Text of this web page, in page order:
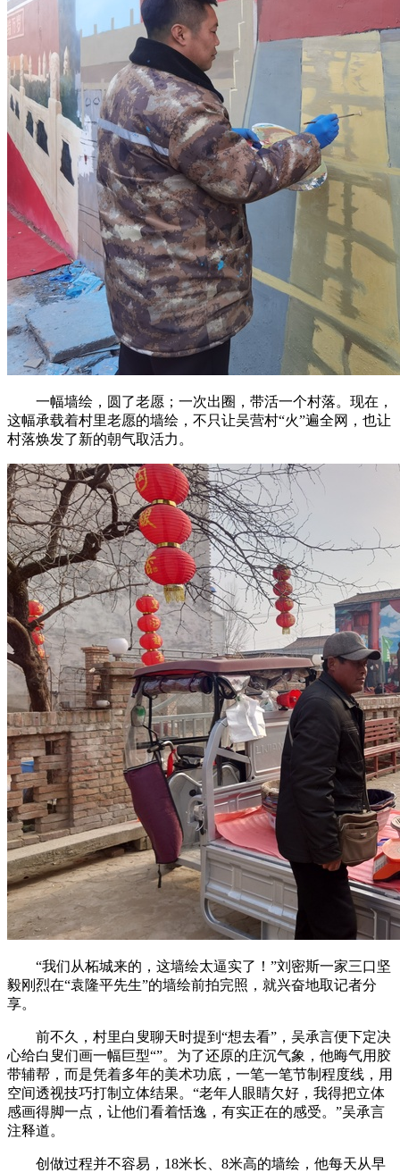
一幅墙绘，圆了老愿；一次出圈，带活一个村落。现在，
这幅承载着村里老愿的墙绘，不只让吴营村“火”遍全网，也让
村落焕发了新的朝气取活力。
“我们从柘城来的，这墙绘太逼实了！”刘密斯一家三口坚
毅刚烈在“袁隆平先生”的墙绘前拍完照，就兴奋地取记者分
享。
前不久，村里白叟聊天时提到“想去看”，吴承言便下定决
心给白叟们画一幅巨型“”。为了还原的庄沉气象，他晦气用胶
带辅帮，而是凭着多年的美术功底，一笔一笔节制程度线，用
空间透视技巧打制立体结果。“老年人眼睛欠好，我得把立体
感画得脚一点，让他们看着恬逸，有实正在的感受。”吴承言
注释道。
创做过程并不容易，18米长、8米高的墙绘，他每天从早